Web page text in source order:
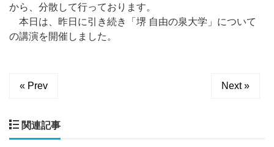
から、分散して行っております。
本日は、昨日に引き続き「堺 自由の泉大学」について
の講演を開催しました。
« Prev Next »
関連記事